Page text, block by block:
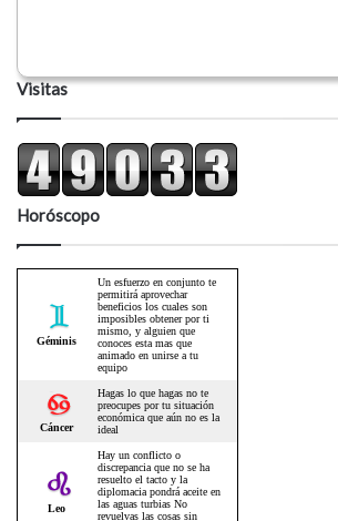
Visitas
Horóscopo